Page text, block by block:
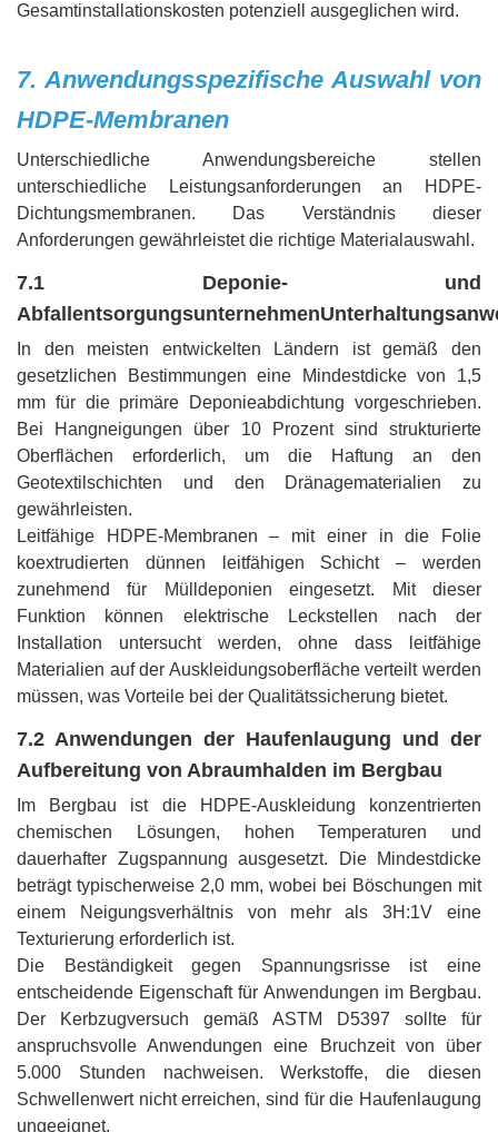
Gesamtinstallationskosten potenziell ausgeglichen wird.
7. Anwendungsspezifische Auswahl von
HDPE-Membranen
Unterschiedliche Anwendungsbereiche stellen
unterschiedliche Leistungsanforderungen an HDPE-
Dichtungsmembranen. Das Verständnis dieser
Anforderungen gewährleistet die richtige Materialauswahl.
7.1 Deponie- und
Abfallentsorgungsunternehmen
In den meisten entwickelten Ländern ist gemäß den
gesetzlichen Bestimmungen eine Mindestdicke von 1,5
mm für die primäre Deponieabdichtung vorgeschrieben.
Bei Hangneigungen über 10 Prozent sind strukturierte
Oberflächen erforderlich, um die Haftung an den
Geotextilschichten und den Dränagematerialien zu
gewährleisten.
Leitfähige HDPE-Membranen – mit einer in die Folie
koextrudierten dünnen leitfähigen Schicht – werden
zunehmend für Mülldeponien eingesetzt. Mit dieser
Funktion können elektrische Leckstellen nach der
Installation untersucht werden, ohne dass leitfähige
Materialien auf der Auskleidungsoberfläche verteilt werden
müssen, was Vorteile bei der Qualitätssicherung bietet.
7.2 Anwendungen der Haufenlaugung und der
Aufbereitung von Abraumhalden im Bergbau
Im Bergbau ist die HDPE-Auskleidung konzentrierten
chemischen Lösungen, hohen Temperaturen und
dauerhafter Zugspannung ausgesetzt. Die Mindestdicke
beträgt typischerweise 2,0 mm, wobei bei Böschungen mit
einem Neigungsverhältnis von mehr als 3H:1V eine
Texturierung erforderlich ist.
Die Beständigkeit gegen Spannungsrisse ist eine
entscheidende Eigenschaft für Anwendungen im Bergbau.
Der Kerbzugversuch gemäß ASTM D5397 sollte für
anspruchsvolle Anwendungen eine Bruchzeit von über
5.000 Stunden nachweisen. Werkstoffe, die diesen
Schwellenwert nicht erreichen, sind für die Haufenlaugung
ungeeignet.